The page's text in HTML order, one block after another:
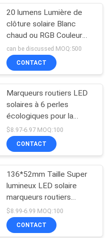
routes
quai
209
20 lumens Lumière de
clôture solaire Blanc
chaud ou RGB Couleur
claire IP65 étanche à
l'eau Avec un poids de
200g
can be discussed MOQ:500
CONTACT
Marqueurs routiers LED
solaires à 6 perles
écologiques pour la
sécurité routière et
routière
$8.97-6.97 MOQ:100
CONTACT
136*52mm Taille Super
lumineux LED solaire
marqueurs routiers
enterrés avec IP68
classification
imperméable à l'eau
$8.99-6.99 MOQ:100
CONTACT